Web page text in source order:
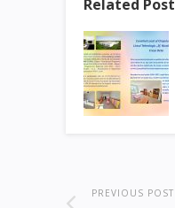
Related Post
PREVIOUS POST